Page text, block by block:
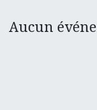
Aucun